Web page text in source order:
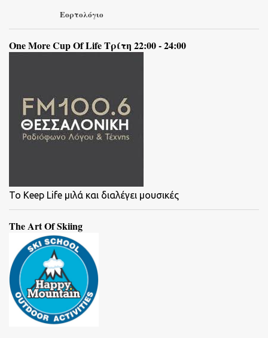
Εορτολόγιο
One More Cup Of Life Τρίτη 22:00 - 24:00
To Keep Life μιλά και διαλέγει μουσικές
The Art Of Skiing